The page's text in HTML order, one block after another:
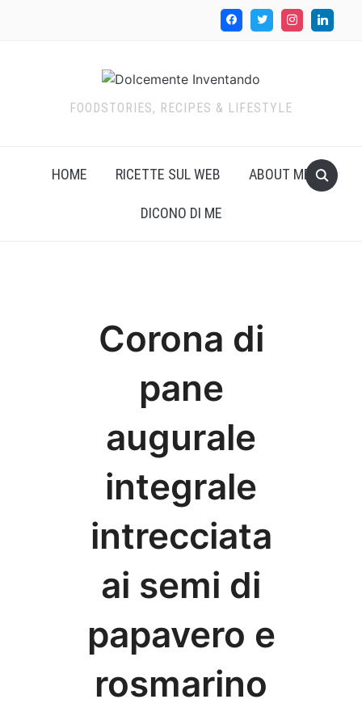
FOODSTORIES, RECIPES & LIFESTYLE
HOME RICETTE SUL WEB ABOUT ME
DICONO DI ME
Corona di
pane
augurale
integrale
intrecciata
ai semi di
papavero e
rosmarino